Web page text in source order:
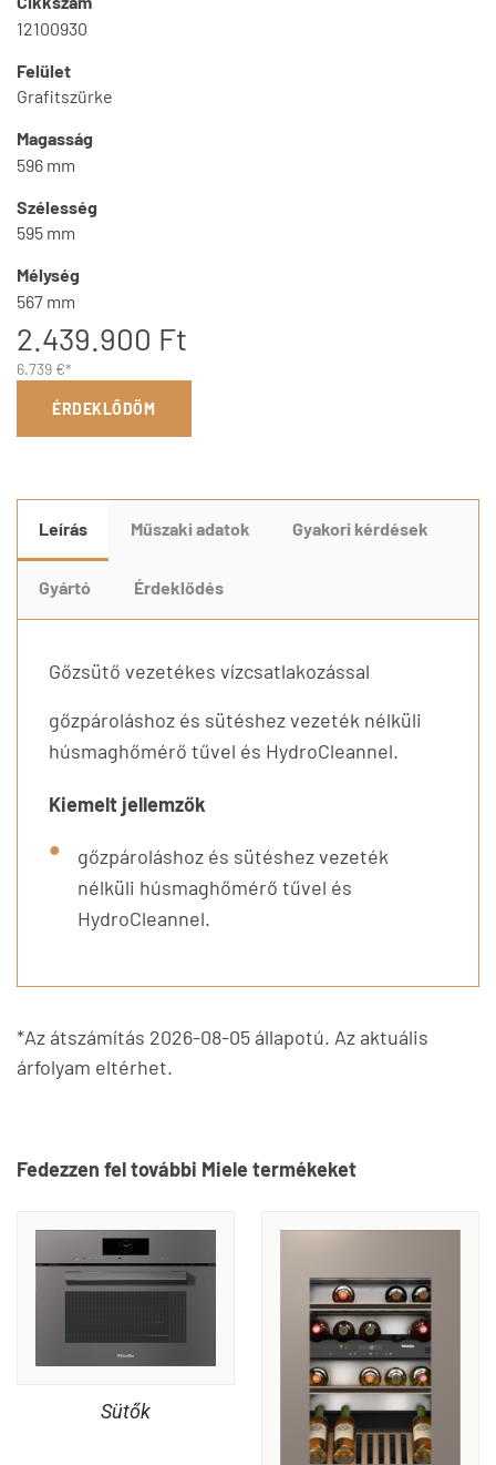
12100930
Felület
Grafitszürke
Magasság
596 mm
Szélesség
595 mm
Mélység
567 mm
2.439.900 Ft
6.739 €*
ÉRDEKLŐDÖM
Leírás Műszaki adatok Gyakori kérdések
Gyártó Érdeklődés
Gőzsütő vezetékes vízcsatlakozással
gőzpároláshoz és sütéshez vezeték nélküli
húsmaghőmérő tűvel és HydroCleannel.
Kiemelt jellemzők
gőzpároláshoz és sütéshez vezeték
nélküli húsmaghőmérő tűvel és
HydroCleannel.
*Az átszámítás 2026-08-05 állapotú. Az aktuális
árfolyam eltérhet.
Fedezzen fel további Miele termékeket
Sütők